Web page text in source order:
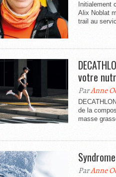
Initialement
Alix Noblat
trail au
votre
ParAnne
de la
masse
ParAnne